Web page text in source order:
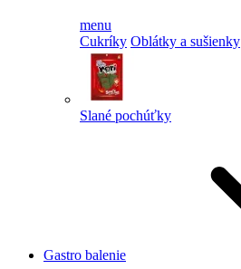
menu
Cukríky Oblátky a sušienky
Slané pochúťky
Gastro balenie